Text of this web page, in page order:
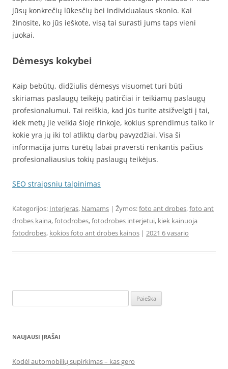
jūsų konkrečių lūkesčių bei individualaus skonio. Kai
žinosite, ko jūs ieškote, visą tai surasti jums taps vieni
juokai.
Dėmesys kokybei
Kaip bebūtų, didžiulis dėmesys visuomet turi būti
skiriamas paslaugų teikėjų patirčiai ir teikiamų paslaugų
profesionalumui. Tai reiškia, kad jūs turite atsižvelgti į tai,
kiek metų jie veikia šioje rinkoje, kokius sprendimus taiko ir
kokie yra jų iki tol atliktų darbų pavyzdžiai. Visa ši
informacija jums turėtų labai praversti renkantis pačius
profesionaliausius tokių paslaugų teikėjus.
SEO straipsniu talpinimas
Kategorijos: Interjeras, Namams | Žymos:foto ant drobes,foto ant
drobes kaina,fotodrobes,fotodrobes interjetui, kiek kainuoja
fotodrobes, kokios foto ant drobes kainos | 2021 6 vasario
NAUJAUSI ĮRAŠAI
Kodėl automobilių supirkimas – kas gero